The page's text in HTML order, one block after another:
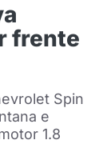
frente
Spin
e
1.8